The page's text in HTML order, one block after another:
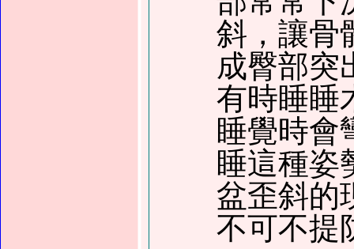
斜，讓骨
成臀部突
有時睡睡
睡覺時會
睡這種姿
盆歪斜的
不可不提